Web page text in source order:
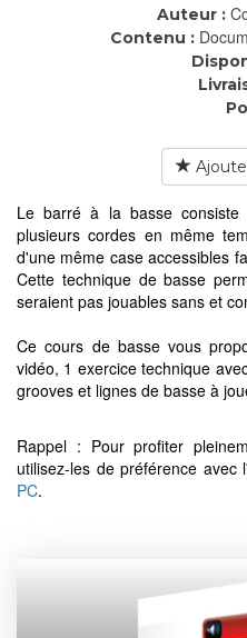
Auteur :
Contenu :
Le barré à la basse
plusieurs cordes en même
d'une même case accessibles
Cette technique de basse
seraient pas jouables sans et
Ce cours de basse vous
vidéo, 1 exercice technique
grooves et lignes de basse à
Rappel : Pour profiter
utilisez-les de préférence avec l'
PC.